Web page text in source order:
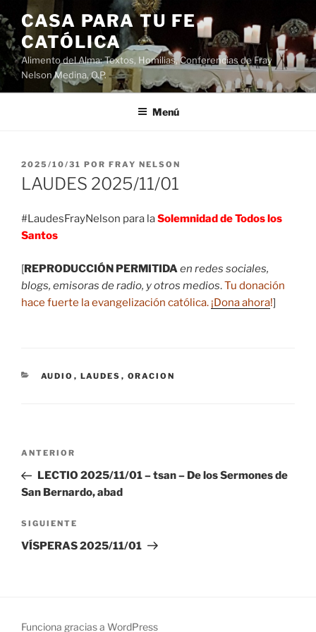
Saltar
al
contenido
CASA PARA TU FE
CATÓLICA
Alimento del Alma: Textos, Homilias, Conferencias de Fray
Nelson Medina, O.P.
Menú
PUBLICADO
EL
2025/10/31 POR FRAY NELSON
LAUDES 2025/11/01
#LaudesFrayNelson para laSolemnidad de Todos los
Santos
[REPRODUCCIÓN PERMITIDAen redes sociales,
blogs, emisoras de radio, y otros medios.Tu donación
hace fuerte la evangelización católica. ¡Dona ahora!]
CATEGORÍAS
AUDIO , LAUDES , ORACION
Navegación
entradas
Entrada
anterior:
ANTERIOR
LECTIO 2025/11/01 – tsan – De los Sermones de
San Bernardo, abad
Siguiente
entrada
SIGUIENTE
VÍSPERAS 2025/11/01
Funciona gracias a WordPress